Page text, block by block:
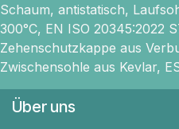
Schaum, antistatisch,
300°C, EN ISO 20345:2022
Zehenschutzkappe aus
Zwischensohle aus Kevlar,
Über uns